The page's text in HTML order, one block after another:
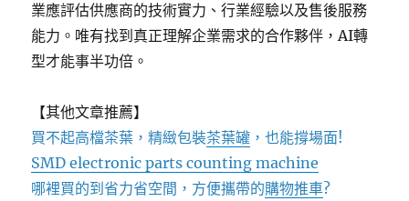
業應評估供應商的技術實力、行業經驗以及售後服務
能力。唯有找到真正理解企業需求的合作夥伴，AI轉
型才能事半功倍。
【其他文章推薦】
買不起高檔茶葉，精緻包裝茶葉罐 ，也能撐場面!
SMD electronic parts counting machine
哪裡買的到省力省空間，方便攜帶的購物推車?